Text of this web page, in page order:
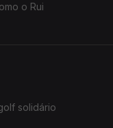
o Rui
solidário